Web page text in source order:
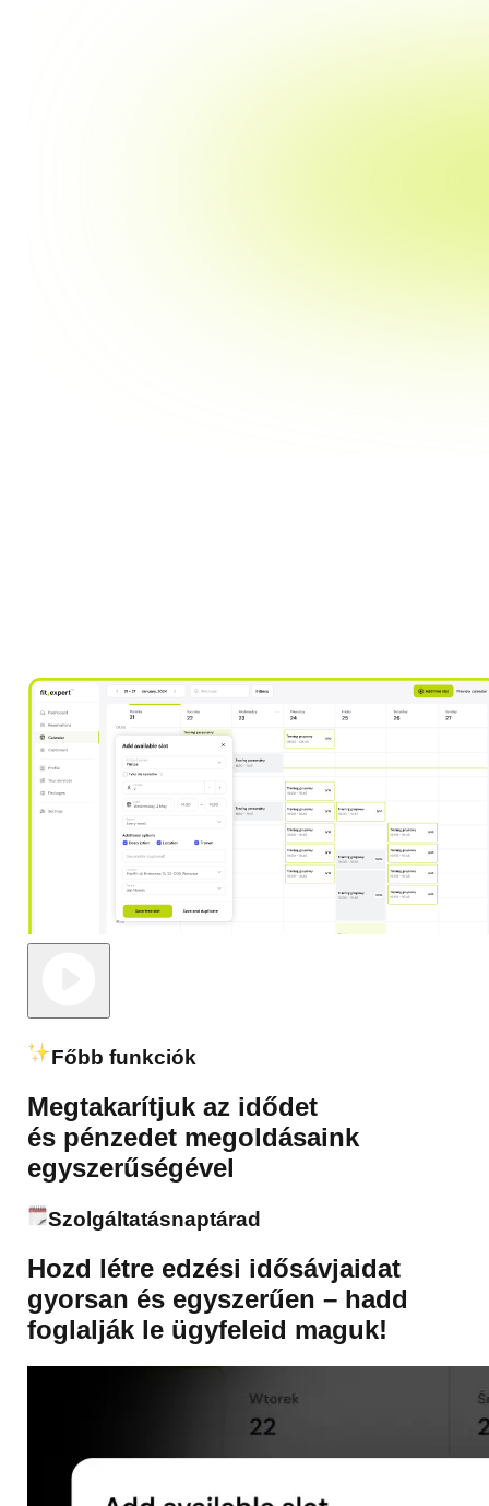
Főbb funkciók
Megtakarítjuk az idődet
és pénzedet megoldásaink
egyszerűségével
Szolgáltatásnaptárad
Hozd létre edzési idősávjaidat
gyorsan és egyszerűen – hadd
foglalják le ügyfeleid maguk!